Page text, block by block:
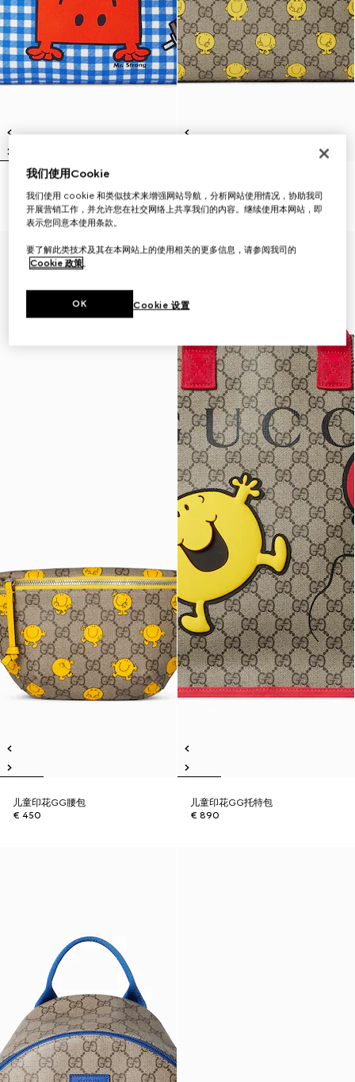
€ 1.100
€ 1.100
儿童印花GG腰包
€ 450
儿童印花GG托特包
€ 890
我们使用Cookie
我们使用 cookie 和类似技术来增强网站导航，分析网站使用情况，协助我司
开展营销工作，并允许您在社交网络上共享我们的内容。继续使用本网站，即
表示您同意本使用条款。
要了解此类技术及其在本网站上的使用相关的更多信息，请参阅我司的
Cookie 政策。
Cookie 设置
OK